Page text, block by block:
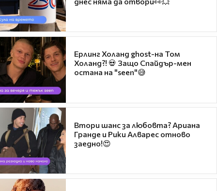
Ерлинг Холанд ghost-на Том
Холанд?! 💀 Защо Спайдър-мен
остана на "seen"😅
Втори шанс за любовта? Ариана
Гранде и Рики Алварес отново
заедно!😍